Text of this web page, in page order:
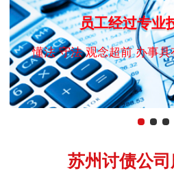
员工经过专业
懂法 守法 观念超前 办事
苏州讨债公司